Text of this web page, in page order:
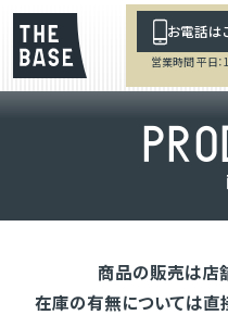
お電話は
営業時間 平日
PRO
商品の販売は店
在庫の有無については直